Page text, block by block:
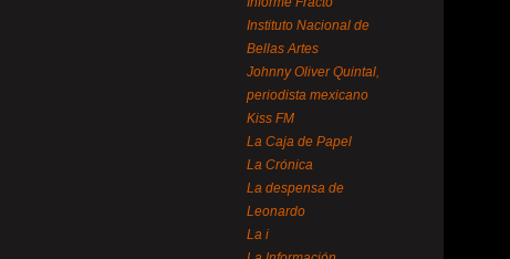
Instituto Nacional de
Bellas Artes
Johnny Oliver Quintal,
periodista mexicano
Kiss FM
La Caja de Papel
La Crónica
La despensa de
Leonardo
La i